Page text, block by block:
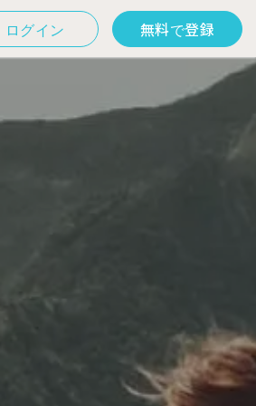
ログイン 無料で登録